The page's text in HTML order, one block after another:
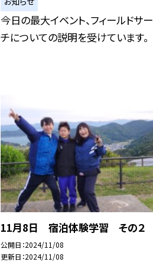
今日の最大イベント、フィールドサー
チについての説明を受けています。
11月8日 宿泊体験学習 その２
公開日 2024/11/08
更新日 2024/11/08